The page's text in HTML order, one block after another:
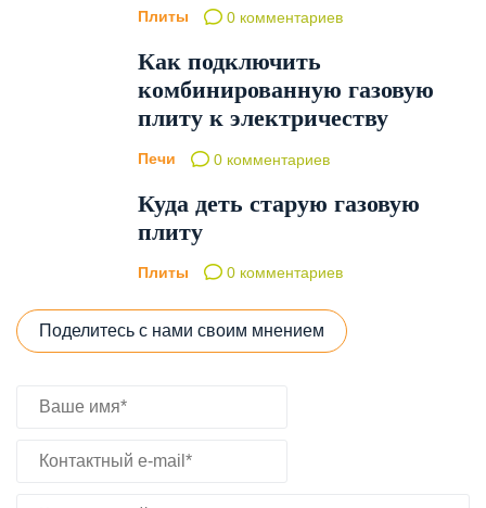
Плиты 0 комментариев
Как подключить
комбинированную газовую
плиту к электричеству
Печи 0 комментариев
Куда деть старую газовую
плиту
Плиты 0 комментариев
Поделитесь с нами своим мнением